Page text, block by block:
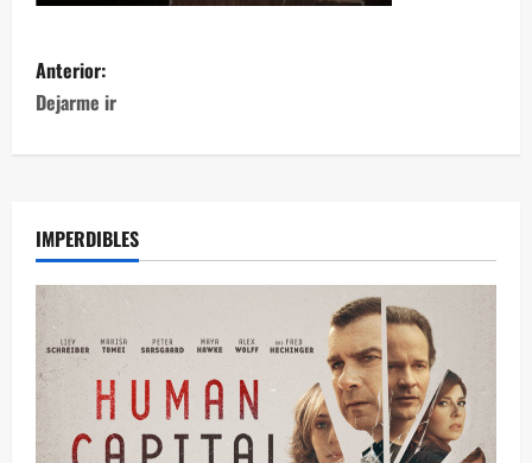
Anterior:
Dejarme ir
IMPERDIBLES